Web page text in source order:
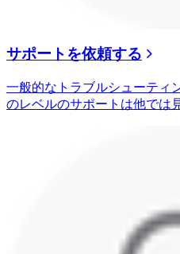
サポートを依頼する
一般的なトラブルシューティ
のレベルのサポートは他では